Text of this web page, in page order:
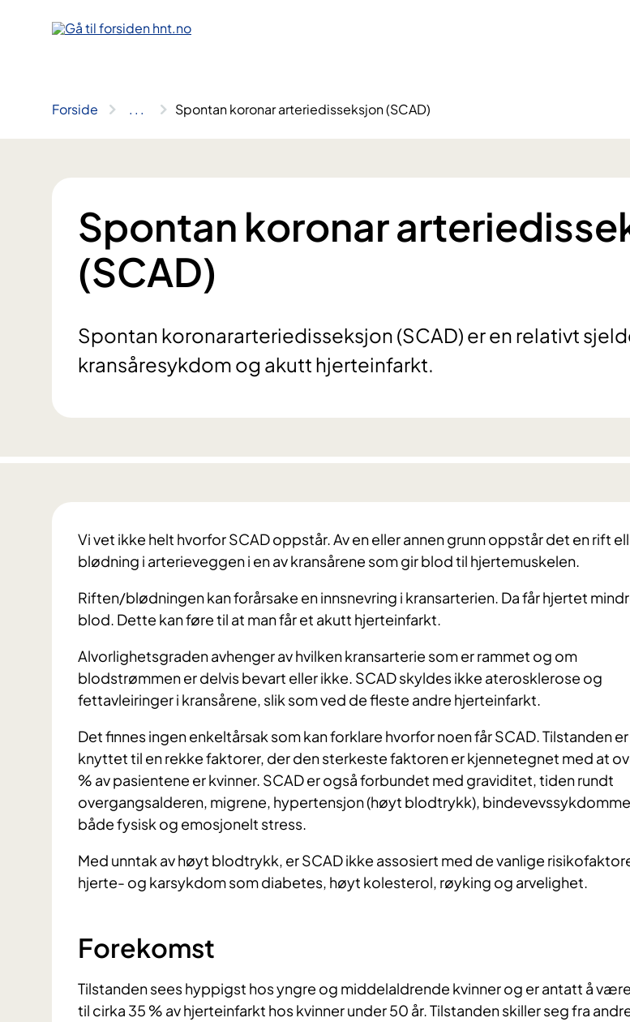
Forside .. . Spontan koronar arteriedisseksjon (SCAD)
Spontan koronar
(SCAD)
Spontan koronararteriedisseksjon (SCAD) er en relativt
kransåresykdom og akutt hjerteinfarkt.
Vi vet ikke helt hvorfor SCAD oppstår. Av en eller annen grunn oppstår det en rift
blødning i arterieveggen i en av kransårene som gir blod til hjertemuskelen.
Riften/blødningen kan forårsake en innsnevring i kransarterien. Da får hjertet
blod. Dette kan føre til at man får et akutt hjerteinfarkt.
Alvorlighetsgraden avhenger av hvilken kransarterie som er rammet og om
blodstrømmen er delvis bevart eller ikke. SCAD skyldes ikke aterosklerose og
fettavleiringer i kransårene, slik som ved de fleste andre hjerteinfarkt.
Det finnes ingen enkeltårsak som kan forklare hvorfor noen får SCAD. Tilstanden er
knyttet til en rekke faktorer, der den sterkeste faktoren er kjennetegnet med at
% av pasientene er kvinner. SCAD er også forbundet med graviditet, tiden rundt
overgangsalderen, migrene, hypertensjon (høyt blodtrykk),
både fysisk og emosjonelt stress.
Med unntak av høyt blodtrykk, er SCAD ikke assosiert med de vanlige
hjerte- og karsykdom som diabetes, høyt kolesterol, røyking og arvelighet.
Forekomst
Tilstanden sees hyppigst hos yngre og middelaldrende kvinner og er antatt å
til cirka 35 % av hjerteinfarkt hos kvinner under 50 år. Tilstanden skiller seg fra